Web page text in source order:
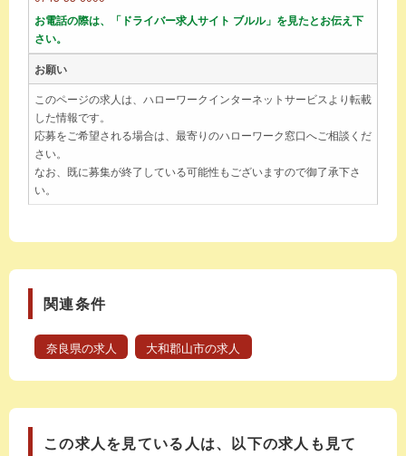
お電話の際は、「ドライバー求人サイト ブルル」を見たとお伝え下
さい。
お願い
このページの求人は、ハローワークインターネットサービスより転載
した情報です。
応募をご希望される場合は、最寄りのハローワーク窓口へご相談くだ
さい。
なお、既に募集が終了している可能性もございますので御了承下さ
い。
関連条件
奈良県の求人 大和郡山市の求人
この求人を見ている人は、以下の求人も見て